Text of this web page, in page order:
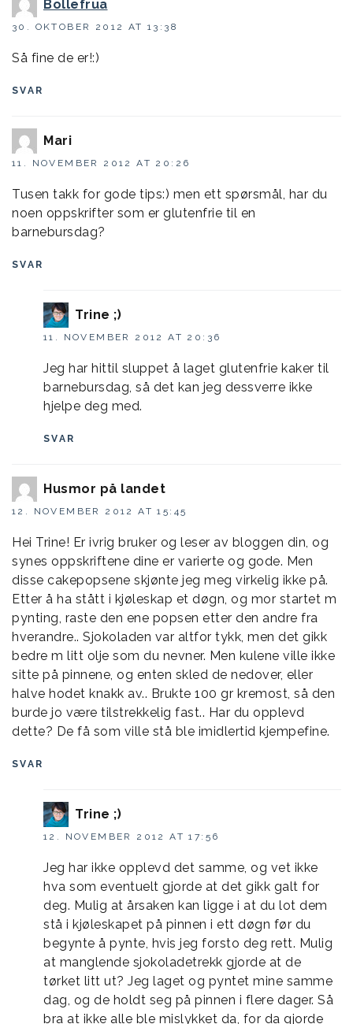
Bollefrua
30. OKTOBER 2012 AT 13:38
Så fine de er!:)
SVAR
Mari
11. NOVEMBER 2012 AT 20:26
Tusen takk for gode tips:) men ett spørsmål, har du
noen oppskrifter som er glutenfrie til en
barnebursdag?
SVAR
Trine ;)
11. NOVEMBER 2012 AT 20:36
Jeg har hittil sluppet å laget glutenfrie kaker til
barnebursdag, så det kan jeg dessverre ikke
hjelpe deg med.
SVAR
Husmor på landet
12. NOVEMBER 2012 AT 15:45
Hei Trine! Er ivrig bruker og leser av bloggen din, og
synes oppskriftene dine er varierte og gode. Men
disse cakepopsene skjønte jeg meg virkelig ikke på.
Etter å ha stått i kjøleskap et døgn, og mor startet m
pynting, raste den ene popsen etter den andre fra
hverandre.. Sjokoladen var altfor tykk, men det gikk
bedre m litt olje som du nevner. Men kulene ville ikke
sitte på pinnene, og enten skled de nedover, eller
halve hodet knakk av.. Brukte 100 gr kremost, så den
burde jo være tilstrekkelig fast.. Har du opplevd
dette? De få som ville stå ble imidlertid kjempefine.
SVAR
Trine ;)
12. NOVEMBER 2012 AT 17:56
Jeg har ikke opplevd det samme, og vet ikke
hva som eventuelt gjorde at det gikk galt for
deg. Mulig at årsaken kan ligge i at du lot dem
stå i kjøleskapet på pinnen i ett døgn før du
begynte å pynte, hvis jeg forsto deg rett. Mulig
at manglende sjokoladetrekk gjorde at de
tørket litt ut? Jeg laget og pyntet mine samme
dag, og de holdt seg på pinnen i flere dager. Så
bra at ikke alle ble mislykket da, for da gjorde